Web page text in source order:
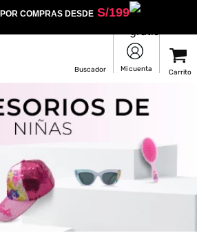
POR COMPRAS DESDES/199